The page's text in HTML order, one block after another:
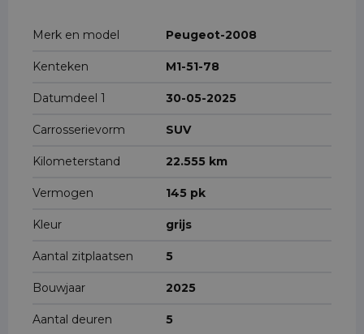
Merk en model Peugeot-2008
Kenteken M1-51-78
Datumdeel 1 30-05-2025
Carrosserievorm SUV
Kilometerstand 22.555 km
Vermogen 145 pk
Kleur grijs
Aantal zitplaatsen 5
Bouwjaar 2025
Aantal deuren 5